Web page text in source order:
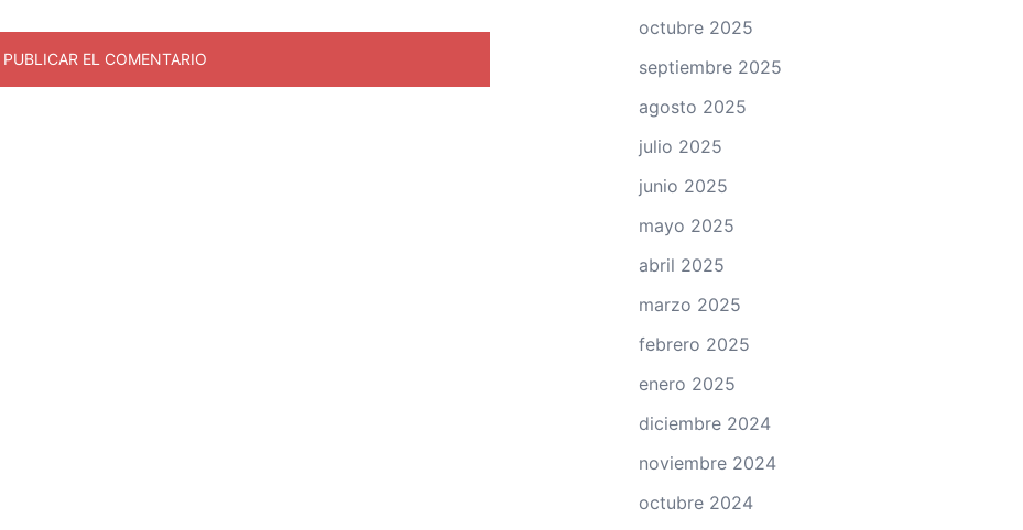
octubre 2025
septiembre 2025
agosto 2025
julio 2025
junio 2025
mayo 2025
abril 2025
marzo 2025
febrero 2025
enero 2025
diciembre 2024
noviembre 2024
octubre 2024